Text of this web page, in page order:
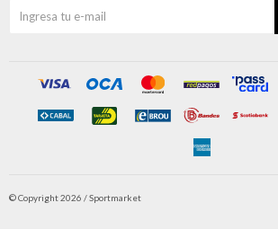
© Copyright 2026 / Sportmarket